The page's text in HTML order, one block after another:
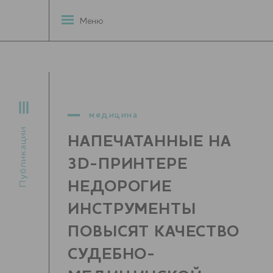
Публикации
Меню
медицина
НАПЕЧАТАННЫЕ НА
3D-ПРИНТЕРЕ
НЕДОРОГИЕ
ИНСТРУМЕНТЫ
ПОВЫСЯТ КАЧЕСТВО
СУДЕБНО-